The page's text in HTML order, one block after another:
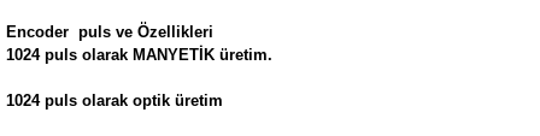
Encoder puls ve Özellikleri
1024 puls olarak MANYETİK üretim.
1024 puls olarak optik üretim